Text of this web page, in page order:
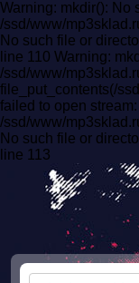
Warning: mkdir(): No
/ssd/www/
No such file or
line 110 Warning:
/ssd/www/
file_put_contents(/
failed to open
/ssd/www/
No such file or
line 113